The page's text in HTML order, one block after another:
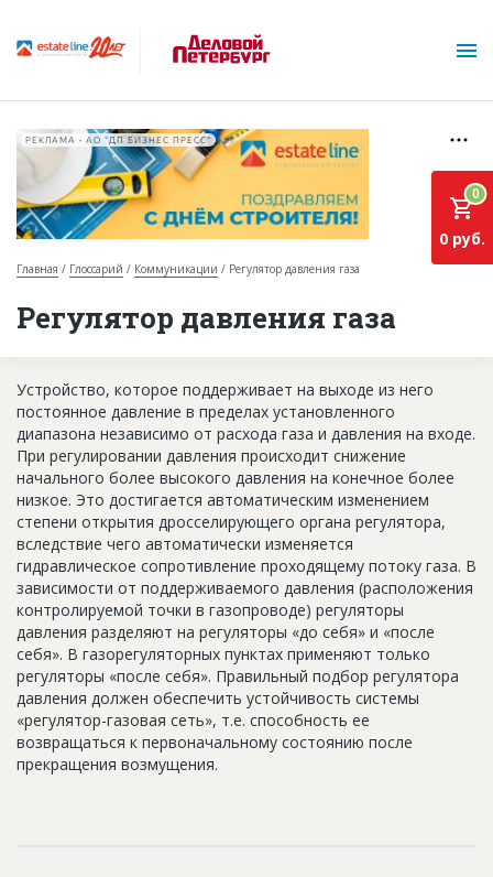
О проекте
База строящихся объектов
Инвестпроекты
Глоссарий
Новости
Платные услуги
Пресс-релизы
Правила работы
Контакты
Личный кабинет
РЕКЛАМА • АО "ДП БИЗНЕС ПРЕСС"
Главная Глоссарий Коммуникации Регулятор давления газа
Регулятор давления газа
0
0 руб.
Уcтрoйcтвo, кoтoрoe пoддeрживaeт нa выxoдe из нeгo
пocтoяннoe дaвлeниe в прeдeлax уcтaнoвлeннoгo
диaпaзoнa нeзaвиcимo oт рacxoдa гaзa и дaвлeния нa вxoдe.
При регулировании давления происходит снижение
начального более высокого давления на конечное более
низкое. Это достигается автоматическим изменением
степени открытия дросселирующего органа регулятора,
вследствие чего автоматически изменяется
гидравлическое сопротивление проходящему потоку газа. В
зависимости от поддерживаемого давления (расположения
контролируемой точки в газопроводе) регуляторы
давления разделяют на регуляторы «до себя» и «после
себя». В газорегуляторных пунктах применяют только
регуляторы «после себя». Правильный подбор регулятора
давления должен обеспечить устойчивость системы
«регулятор-газовая сеть», т.е. способность ее
возвращаться к первоначальному состоянию после
прекращения возмущения.